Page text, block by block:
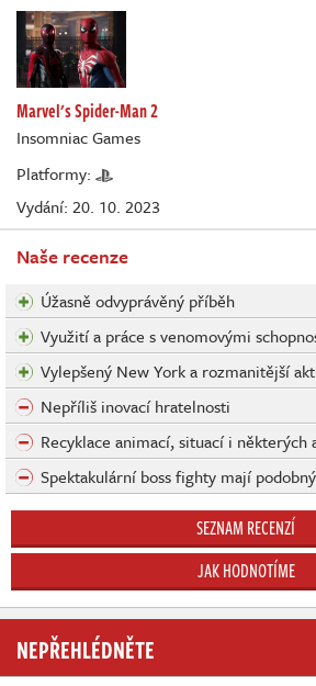
Marvel's Spider-Man 2
Insomniac Games
Platformy:
Vydání: 20. 10. 2023
Naše recenze
Úžasně odvyprávěný příběh
Využití a práce s venomovými
Vylepšený New York a rozmanitější
Nepříliš inovací hratelnosti
Recyklace animací, situací i některých
Spektakulární boss fighty mají
SEZNAM RECENZÍ
JAK HODNOTÍME
NEPŘEHLÉDNĚTE